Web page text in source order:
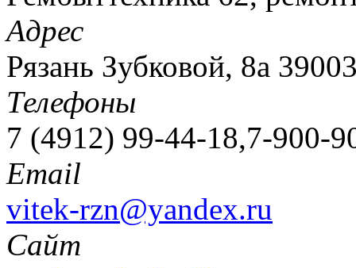
Адрес
Рязань Зубковой, 8а
Телефоны
7 (4912) 99-44-18,7-900-
Email
vitek-rzn@yandex.ru
Сайт